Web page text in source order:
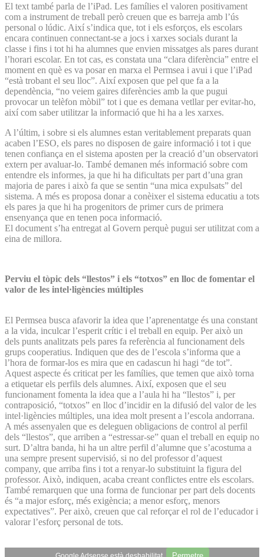
El text també parla de l’iPad. Les famílies el valoren positivament
com a instrument de treball però creuen que es barreja amb l’ús
personal o lúdic. Així s’indica que, tot i els esforços, els escolars
encara continuen connectant-se a jocs i xarxes socials durant la
classe i fins i tot hi ha alumnes que envien missatges als pares durant
l’horari escolar. En tot cas, es constata una “clara diferència” entre el
moment en què es va posar en marxa el Permsea i avui i que l’iPad
“està trobant el seu lloc”. Així exposen que pel que fa a la
dependència, “no veiem gaires diferències amb la que pugui
provocar un telèfon mòbil” tot i que es demana vetllar per evitar-ho,
així com saber utilitzar la informació que hi ha a les xarxes.
A l’últim, i sobre si els alumnes estan veritablement preparats quan
acaben l’ESO, els pares no disposen de gaire informació i tot i que
tenen confiança en el sistema aposten per la creació d’un observatori
extern per avaluar-lo. També demanen més informació sobre com
entendre els informes, ja que hi ha dificultats per part d’una gran
majoria de pares i això fa que se sentin “una mica expulsats” del
sistema. A més es proposa donar a conèixer el sistema educatiu a tots
els pares ja que hi ha progenitors de primer curs de primera
ensenyança que en tenen poca informació.
El document s’ha entregat al Govern perquè pugui ser utilitzat com a
eina de millora.
Perviu el tòpic dels “llestos” i els “totxos” en lloc de fomentar el
valor de les intel·ligències múltiples
El Permsea busca afavorir la idea que l’aprenentatge és una constant
a la vida, inculcar l’esperit crític i el treball en equip. Per això un
dels punts analitzats pels pares fa referència al funcionament dels
grups cooperatius. Indiquen que des de l’escola s’informa que a
l’hora de formar-los es mira que en cadascun hi hagi “de tot”.
Aquest aspecte és criticat per les famílies, que temen que això torna
a etiquetar els perfils dels alumnes. Així, exposen que el seu
funcionament fomenta la idea que a l’aula hi ha “llestos” i, per
contraposició, “totxos” en lloc d’incidir en la difusió del valor de les
intel·ligències múltiples, una idea molt present a l’escola andorrana.
A més assenyalen que es deleguen obligacions de control al perfil
dels “llestos”, que arriben a “estressar-se” quan el treball en equip no
surt. D’altra banda, hi ha un altre perfil d’alumne que s’acostuma a
una sempre present supervisió, si no del professor d’aquest
company, que arriba fins i tot a renyar-lo substituint la figura del
professor. Això, indiquen, acaba creant conflictes entre els escolars.
També remarquen que una forma de funcionar per part dels docents
és “a major esforç, més exigència; a menor esforç, menors
expectatives”. Per això, creuen que cal reforçar el rol de l’educador i
valorar l’esforç personal de tots.